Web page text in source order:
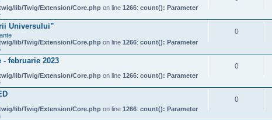
lib/Twig/Extension/Core.php on line 1266: count(): Parameter
Universului”
lib/Twig/Extension/Core.php on line 1266: count(): Parameter
0
- februarie 2023
lib/Twig/Extension/Core.php on line 1266: count(): Parameter
0
lib/Twig/Extension/Core.php on line 1266: count(): Parameter
0